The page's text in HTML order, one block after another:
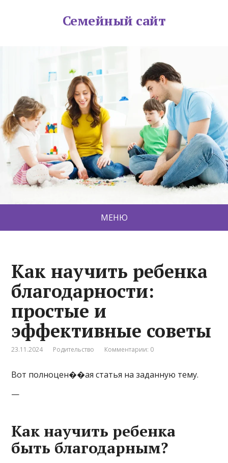
Семейный сайт
МЕНЮ
Как научить ребенка
благодарности:
простые и
эффективные советы
23.11.2024 Родительство Комментарии: 0
Вот полноцен��ая статья на заданную тему.
—
Как научить ребенка
быть благодарным?